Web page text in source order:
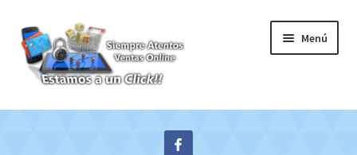
Ir
a
la
navegación
Ir
al
contenido
Menú
Inicio